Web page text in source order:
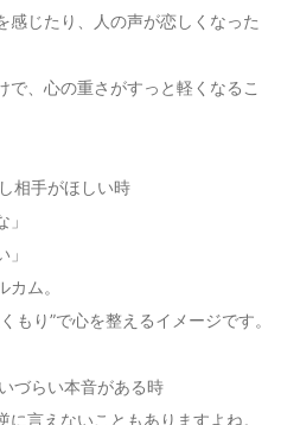
感じたり、人の声が恋しくなった
で、心の重さがすっと軽くなるこ
相手がほしい時
ム。
もり”で心を整えるイメージです。
づらい本音がある時
言えないこともありますよね。